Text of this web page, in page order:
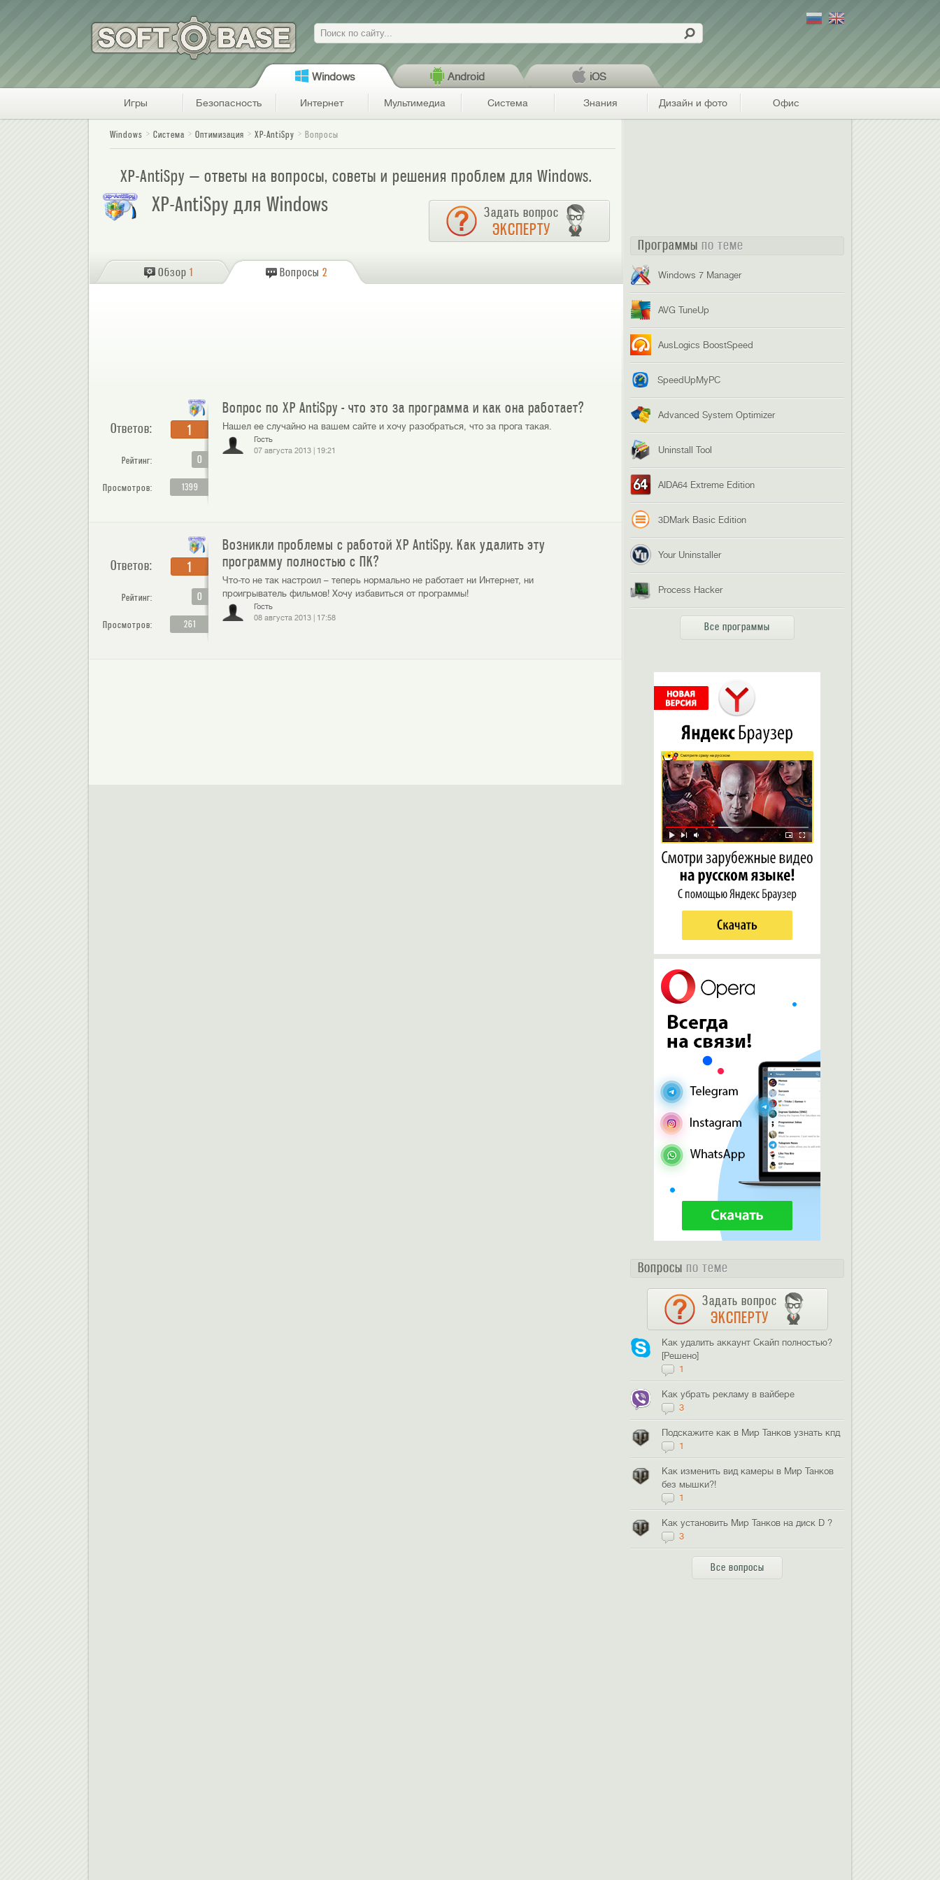
Поиск
Windows Android iOS
Игры Безопасность Интернет Мультимедиа Система Знания Дизайн и фото Офис
Windows Система Оптимизация XP-AntiSpy Вопросы
XP-AntiSpy — ответы на вопросы, советы и решения проблем для Windows.
XP-AntiSpy для Windows Задать вопрос
ЭКСПЕРТУ
Обзор 1 Вопросы 2
Ответов: 1
Рейтинг: 0
Просмотров: 1399
Вопрос по XP AntiSpy - что это за программа и как она работает?
Нашел ее случайно на вашем сайте и хочу разобраться, что за прога такая.
Гость
07 августа 2013| 19:21
Ответов: 1
Рейтинг: 0
Просмотров: 261
Возникли проблемы с работой XP AntiSpy. Как удалить эту
программу полностью с ПК?
Что-то не так настроил – теперь нормально не работает ни Интернет, ни
проигрыватель фильмов! Хочу избавиться от программы!
Гость
08 августа 2013| 17:58
Программы по теме
Windows 7 Manager
AVG TuneUp
AusLogics BoostSpeed
SpeedUpMyPC
Advanced System Optimizer
Uninstall Tool
AIDA64 Extreme Edition
3DMark Basic Edition
Your Uninstaller
Process Hacker
Все программы
Вопросы по теме
Задать вопрос
ЭКСПЕРТУ
Как удалить аккаунт Скайп полностью?
[Решено]
1
Как убрать рекламу в вайбере
3
Подскажите как в Мир Танков узнать кпд
1
Как изменить вид камеры в Мир Танков
без мышки?!
1
Как установить Мир Танков на диск D ?
3
Все вопросы